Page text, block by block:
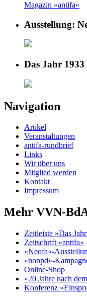
Magazin »antifa«
Ausstellung:
Das Jahr 1933
Navigation
Artikel
Veranstaltungen
antifa-rundbrief
Links
Wir über uns
Mitglied werden
Kontakt
Impressum
Mehr VVN-
Zeitleiste »Das
Zeitschrift »antifa«
»Neofa«-
»nonpd«-
Online-Shop
»20 Jahre nach
Konferenz